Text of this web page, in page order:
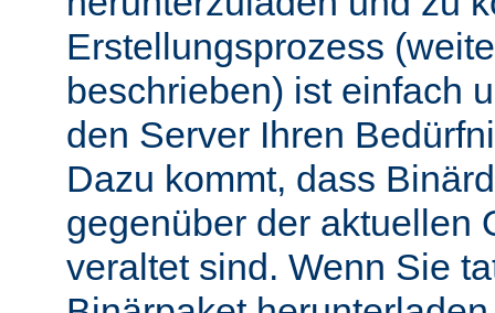
Erstellungsprozess
beschrieben) ist einfach
den Server Ihren
Dazu kommt, dass
gegenüber der aktuellen
veraltet sind. Wenn Sie